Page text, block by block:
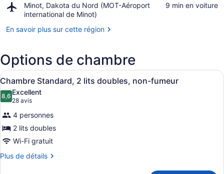
d'exposition)
Park
(parc)
Minot, Dakota du Nord (MOT-Aéroport
international de Minot)
Airport,
Minot,
du
Aéroport
international
de
Minot)
‪9 min en voiture‬
En savoir plus sur cette région
Options de chambre
Afficher
toutes
les
photos
pour
ce
type
de
Une chambre d’hôtel avec deux
4
Chambre Standard, 2 lits doubles, non-fumeur
8,68,6 sur 10
Excellent
28 avis
(28 avis)
4 personnes
2 lits doubles
Wi-Fi gratuit
Plus de détails
Plus